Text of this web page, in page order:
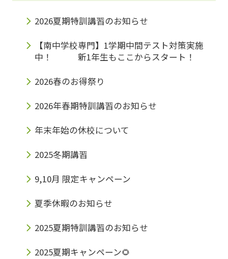
2026夏期特訓講習のお知らせ
【南中学校専門】1学期中間テスト対策実施
中！ 新1年生もここからスタート！
2026春のお得祭り
2026年春期特訓講習のお知らせ
年末年始の休校について
2025冬期講習
9,10月 限定キャンペーン
夏季休暇のお知らせ
2025夏期特訓講習のお知らせ
2025夏期キャンペーン🌻